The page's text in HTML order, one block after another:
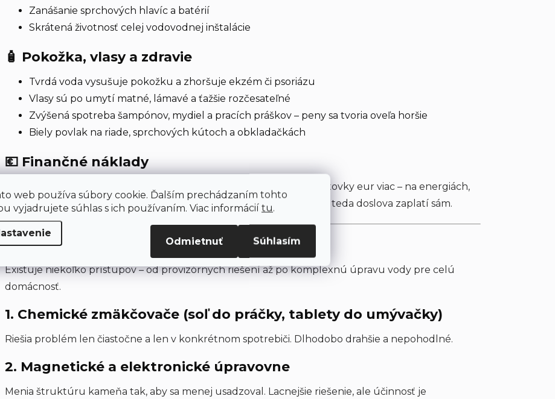
web používa súbory cookie. Ďalším prechádzaním tohto
vyjadrujete súhlas s ich používaním. Viac informácií tu.
Odmietnuť Súhlasím
Zanášanie sprchových hlavíc a batérií
Skrátená životnosť celej vodovodnej inštalácie
🧴 Pokožka, vlasy a zdravie
Tvrdá voda vysušuje pokožku a zhoršuje ekzém či psoriázu
Vlasy sú po umytí matné, lámavé a ťažšie rozčesateľné
Zvýšená spotreba šampónov, mydiel a pracích práškov – peny sa tvoria oveľa horšie
Biely povlak na riade, sprchových kútoch a obkladačkách
💶 Finančné náklady
Štúdie ukazujú, že domácnosť s veľmi tvrdou vodou platí ročne o stovky eur viac – na energiách,
čistiacich prostriedkoch a opravách spotrebičov. Zmäkčovač vody sa teda doslova zaplatí sám.
Ako sa dá problém tvrdej vody riešiť?
Existuje niekoľko prístupov – od provizórnych riešení až po komplexnú úpravu vody pre celú
domácnosť.
1. Chemické zmäkčovače (soľ do práčky, tablety do umývačky)
Riešia problém len čiastočne a len v konkrétnom spotrebiči. Dlhodobo drahšie a nepohodlné.
2. Magnetické a elektronické úpravovne
Menia štruktúru kameňa tak, aby sa menej usadzoval. Lacnejšie riešenie, ale účinnosť je